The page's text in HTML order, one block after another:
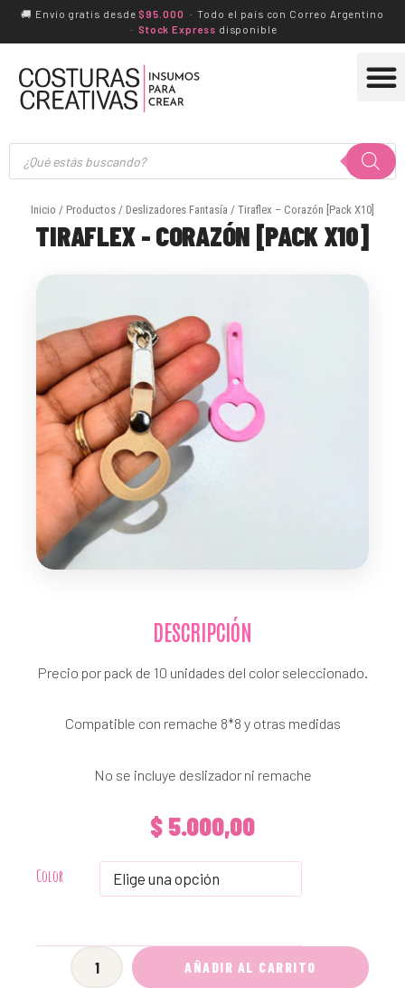
🚚 Envío gratis desde$95.000 · Todo el país con Correo Argentino
· Stock Express disponible
Búsqueda
de
productos
Inicio / Productos / Deslizadores Fantasía / Tiraflex – Corazón [Pack X10]
TIRAFLEX - CORAZÓN [PACK X10]
DESCRIPCIÓN
Precio por pack de 10 unidades del color seleccionado.
Compatible con remache 8*8 y otras medidas
No se incluye deslizador ni remache
$ 5.000,00
Color
Tiraflex
[Pack
AÑADIR AL CARRITO